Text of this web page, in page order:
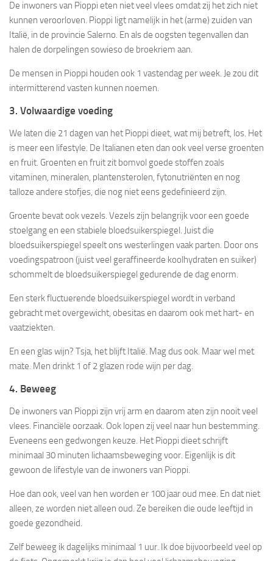
De inwoners van Pioppi eten niet veel vlees omdat zij het zich niet
kunnen veroorloven. Pioppi ligt namelijk in het (arme) zuiden van
Italië, in de provincie Salerno. En als de oogsten tegenvallen dan
halen de dorpelingen sowieso de broekriem aan.
De mensen in Pioppi houden ook 1 vastendag per week. Je zou dit
intermitterend vasten kunnen noemen.
3. Volwaardige voeding
We laten die 21 dagen van het Pioppi dieet, wat mij betreft, los. Het
is meer een lifestyle. De Italianen eten dan ook veel verse groenten
en fruit. Groenten en fruit zit bomvol goede stoffen zoals
vitaminen, mineralen, plantensterolen, fytonutriënten en nog
talloze andere stofjes, die nog niet eens gedefinieerd zijn.
Groente bevat ook vezels. Vezels zijn belangrijk voor een goede
stoelgang en een stabiele bloedsuikerspiegel. Juist die
bloedsuikerspiegel speelt ons westerlingen vaak parten. Door ons
voedingspatroon (juist veel geraffineerde koolhydraten en suiker)
schommelt de bloedsuikerspiegel gedurende de dag enorm.
Een sterk fluctuerende bloedsuikerspiegel wordt in verband
gebracht met overgewicht, obesitas en daarom ook met hart- en
vaatziekten.
En een glas wijn? Tsja, het blijft Italië. Mag dus ook. Maar wel met
mate. Men drinkt 1 of 2 glazen rode wijn per dag.
4. Beweeg
De inwoners van Pioppi zijn vrij arm en daarom aten zijn nooit veel
vlees. Financiële oorzaak. Ook lopen zij veel naar hun bestemming.
Eveneens een gedwongen keuze. Het Pioppi dieet schrijft
minimaal 30 minuten lichaamsbeweging voor. Eigenlijk is dit
gewoon de lifestyle van de inwoners van Pioppi.
Hoe dan ook, veel van hen worden er 100 jaar oud mee. En dat niet
alleen, ze worden niet alleen oud. Ze bereiken die oude leeftijd in
goede gezondheid.
Zelf beweeg ik dagelijks minimaal 1 uur. Ik doe bijvoorbeeld veel op